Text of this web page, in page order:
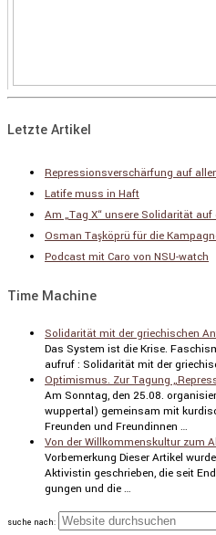
Letzte Artikel
Repressionsverschärfung auf
Latife muss in Haft
Am „Tag X“ unsere Solidarität
Osman Taşköprü für die
Podcast mit Caro von NSU-watch
Time Machine
Solidarität mit der griechischen
Das System ist die Krise.
aufruf : Solida­rität mit der
Optimismus. Zur Tagung
Am Sonntag, den 25.08.
wuppertal) gemeinsam mit
Freunden und Freun­dinnen …
Von der Willkommenskultur zum
Vorbe­mer­kung Dieser Artikel
Aktivistin geschrieben, die seit
gungen und die …
suche nach: